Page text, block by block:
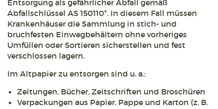
Entsorgung als gefährlicher Abfall gemäß
Abfallschlüssel AS 150110*. In diesem Fall müssen
Krankenhäuser die Sammlung in stich- und
bruchfesten Einwegbehältern ohne vorheriges
Umfüllen oder Sortieren sicherstellen und fest
verschlossen lagern.
Im Altpapier zu entsorgen sind u. a.:
Zeitungen, Bücher, Zeitschriften und Broschüren
Verpackungen aus Papier, Pappe und Karton (z. B.